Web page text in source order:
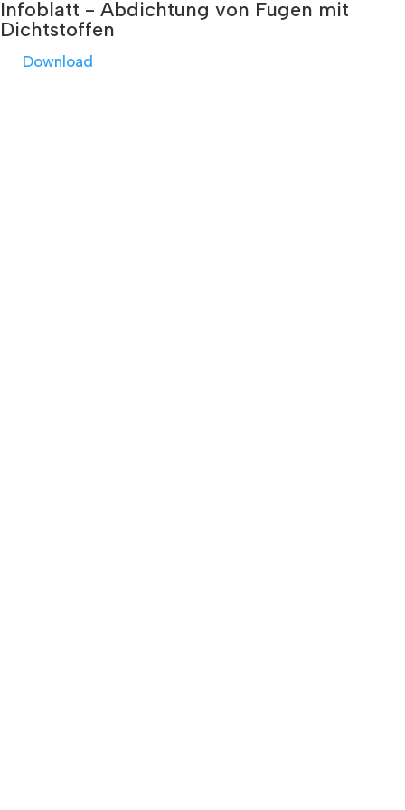
Infoblatt - Abdichtung von Fugen mit
Dichtstoffen
Download